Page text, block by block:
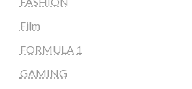
Film
FORMULA 1
GAMING